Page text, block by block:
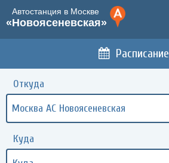
Автостанция в Москве
«Новоясеневская»
Расписание
Откуда
Москва АС Новоясеневская
Куда